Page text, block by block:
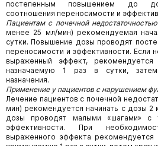
постепенным повышением до
соотношения переносимости и
Пациентам с почечной недостаточностью
менее 25 мл/мин) рекомендуемая
сутки. Повышение дозы проводят
переносимости и эффективности. Если
выраженный эффект, рекомендуется
назначаемую 1 раз в сутки, затем
назначения.
Применение у пациентов с нарушением
Лечение пациентов с почечной
мин) рекомендуется начинать с дозы 2
дозы проводят малыми «шагами» с
эффективности. При
выраженного эффекта рекомендуется